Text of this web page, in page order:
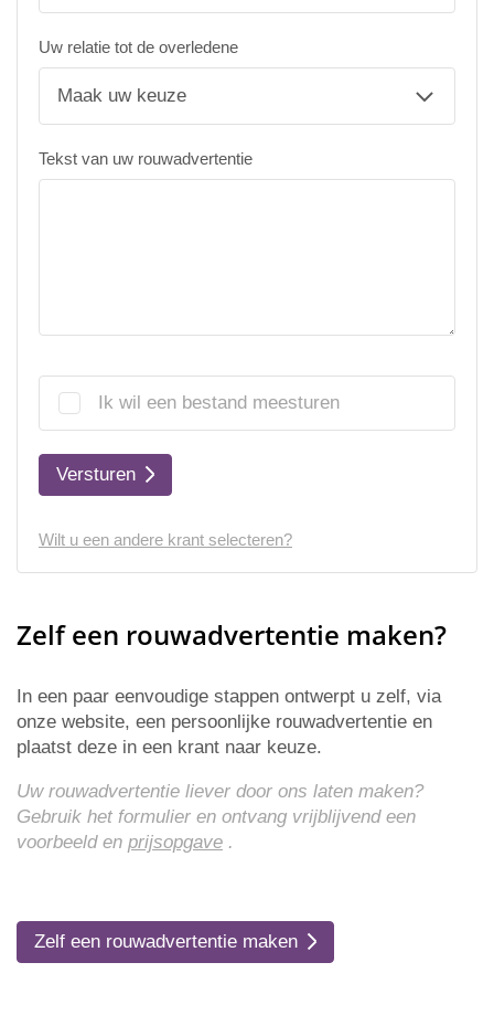
Uw relatie tot de overledene
Tekst van uw rouwadvertentie
Ik wil een bestand meesturen
Versturen
Wilt u een andere krant selecteren?
Zelf een rouwadvertentie maken?
In een paar eenvoudige stappen ontwerpt u zelf, via
onze website, een persoonlijke rouwadvertentie en
plaatst deze in een krant naar keuze.
Uw rouwadvertentie liever door ons laten maken?
Gebruik het formulier en ontvang vrijblijvend een
voorbeeld en prijsopgave .
Zelf een rouwadvertentie maken